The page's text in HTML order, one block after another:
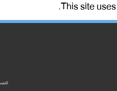
This site